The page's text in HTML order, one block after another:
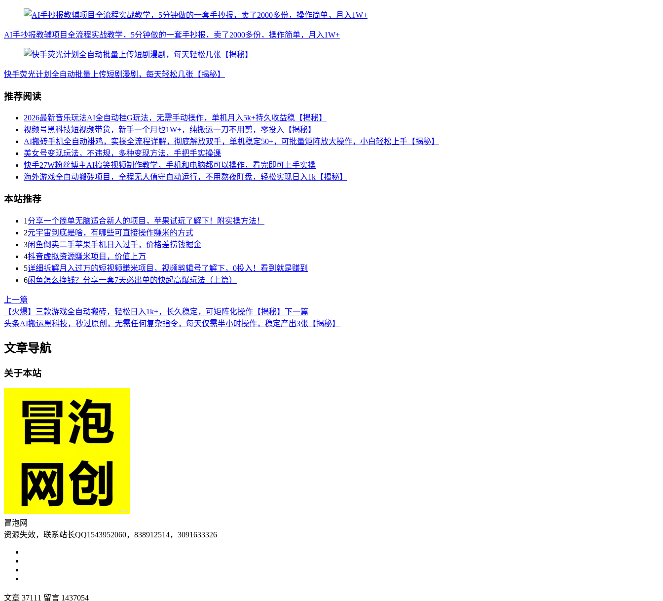
AI手抄报教辅项目全流程实战教学，5分钟做的一套手抄报，卖了2000多份，操作简单，月入1W+
快手荧光计划全自动批量上传短剧漫剧，每天轻松几张【揭秘】
推荐阅读
2026最新音乐玩法AI全自动挂G玩法，无需手动操作，单机月入5k+持久收益稳【揭秘】
视频号黑科技短视频带货，新手一个月也1W+，纯搬运一刀不用剪，零投入【揭秘】
AI搬砖手机全自动褂鸡，实操全流程详解，彻底解放双手，单机稳定50+，可批量矩阵放大操作，小白轻松上手【揭秘】
美女号变现玩法，不违规，多种变现方法，手把手实操课
快手27W粉丝博主AI搞笑视频制作教学，手机和电脑都可以操作，看完即可上手实操
海外游戏全自动搬砖项目，全程无人值守自动运行，不用熬夜盯盘，轻松实现日入1k【揭秘】
本站推荐
1 分享一个简单无脑适合新人的项目，苹果试玩了解下！附实操方法！
2元宇宙到底是啥，有哪些可直接操作賺米的方式
3闲鱼倒卖二手苹果手机日入过千，价格差捞钱掘金
4抖音虚拟资源賺米项目，价值上万
5详细拆解月入过万的短视频賺米项目，视频剪辑号了解下，0投入！看到就是赚到
6闲鱼怎么挣钱？分享一套7天必出单的快起高爆玩法（上篇）
上一篇
【火爆】三款游戏全自动搬砖，轻松日入1k+，长久稳定，可矩阵化操作【揭秘】 下一篇
头条AI搬运黑科技，秒过原创，无需任何复杂指令，每天仅需半小时操作，稳定产出3张【揭秘】
文章导航
关于本站
冒泡网
资源失效，联系站长QQ1543952060，838912514，3091633326
文章 37111 留言 1437054